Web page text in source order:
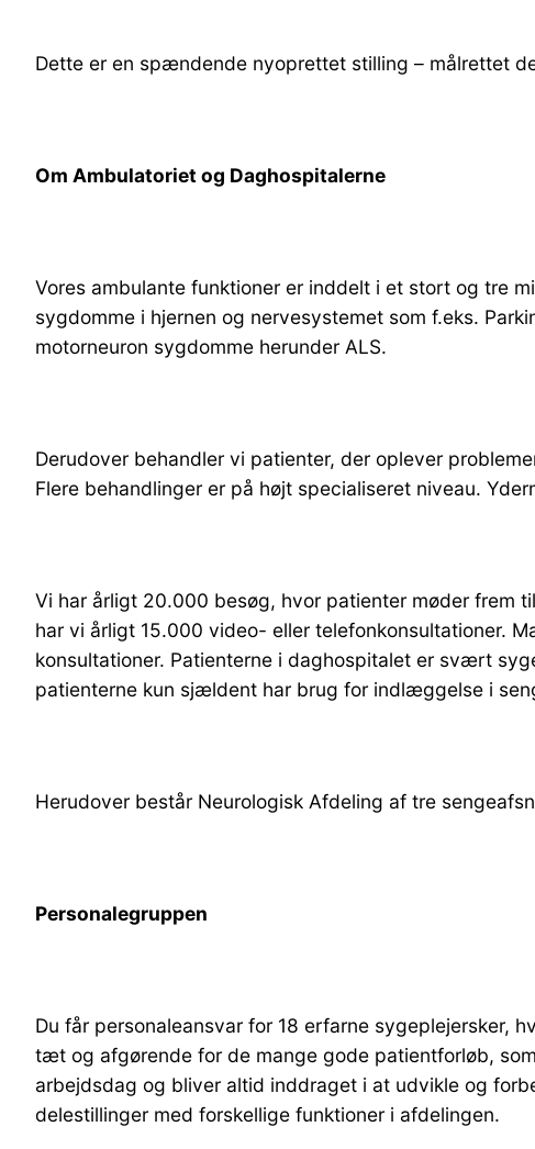
Dette er en spændende nyoprettet stilling – målrettet
Om Ambulatoriet og Daghospitalerne
Vores ambulante funktioner er inddelt i et stort og tre
sygdomme i hjernen og nervesystemet som f.eks.
motorneuron sygdomme herunder ALS.
Derudover behandler vi patienter, der oplever
Flere behandlinger er på højt specialiseret niveau.
Vi har årligt 20.000 besøg, hvor patienter møder frem
har vi årligt 15.000 video- eller telefonkonsultationer.
konsultationer. Patienterne i daghospitalet er svært
patienterne kun sjældent har brug for indlæggelse i
Herudover består Neurologisk Afdeling af tre
Personalegruppen
Du får personaleansvar for 18 erfarne sygeplejersker,
tæt og afgørende for de mange gode patientforløb,
arbejdsdag og bliver altid inddraget i at udvikle og
delestillinger med forskellige funktioner i afdelingen.